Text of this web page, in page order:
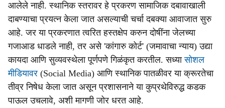
आलेले नाही. स्थानिक स्तरावर हे प्रकरण सामाजिक दबावाखाली
दाबण्याचा प्रयत्न केला जात असल्याची चर्चा दबक्या आवाजात सुरु
आहे. जर या प्रकरणात त्वरित हस्तक्षेप करुन दोषींना जेलच्या
गजाआड धाडले नाही, तर असे 'कांगारु कोर्ट' (जमावाचा न्याय) उद्या
कायदा आणि सुव्यवस्थेला पूर्णपणे गिळंकृत करतील. सध्यासोशल
मीडियावर (Social Media) आणि स्थानिक पातळीवर या क्रूरतेचा
तीव्र निषेध केला जात असून प्रशासनाने या कुप्रथेविरुद्ध कडक
पाऊल उचलावे, अशी मागणी जोर धरत आहे.